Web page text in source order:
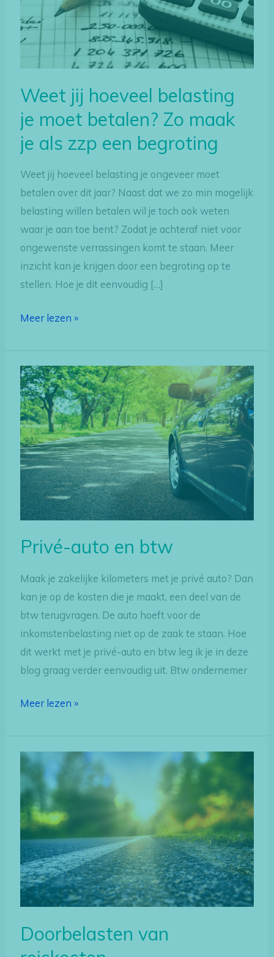
Weet jij hoeveel belasting
je moet betalen? Zo maak
je als zzp een begroting
Weet jij hoeveel belasting je ongeveer moet
betalen over dit jaar? Naast dat we zo min mogelijk
belasting willen betalen wil je toch ook weten
waar je aan toe bent? Zodat je achteraf niet voor
ongewenste verrassingen komt te staan. Meer
inzicht kan je krijgen door een begroting op te
stellen. Hoe je dit eenvoudig […]
moet
betalen?
maak
je
als
zzp
een
Meer lezen »
Privé-auto en btw
Maak je zakelijke kilometers met je privé auto? Dan
kan je op de kosten die je maakt, een deel van de
btw terugvragen. De auto hoeft voor de
inkomstenbelasting niet op de zaak te staan. Hoe
dit werkt met je privé-auto en btw leg ik je in deze
blog graag verder eenvoudig uit. Btw ondernemer
Privé-
auto
en
btw
Meer lezen »
Doorbelasten van
Doorbelasten
van
reiskosten